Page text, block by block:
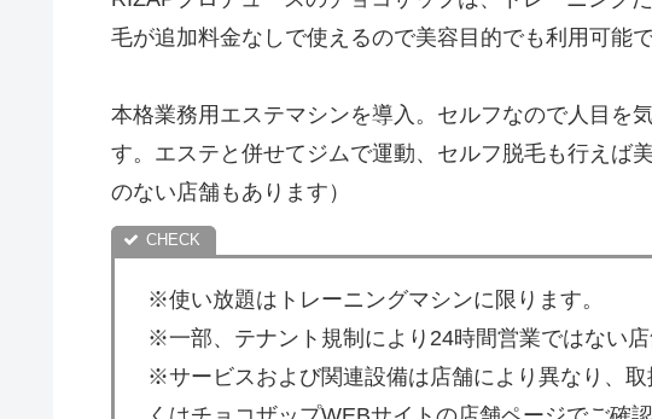
毛が追加料金なしで使えるので美容目的でも利用可能で
本格業務用エステマシンを導入。セルフなので人目を
す。エステと併せてジムで運動、セルフ脱毛も行えば
のない店舗もあります）
※使い放題はトレーニングマシンに限ります。
※一部、テナント規制により24時間営業ではない店
※サービスおよび関連設備は店舗により異なり、